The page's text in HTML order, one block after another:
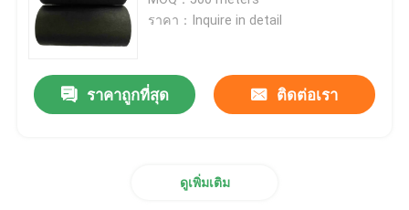
เทปโฟมสองหน้า
เทปกาวยืดออกได้
ราคา：Inquire in detail
ราคาถูกที่สุด ติดต่อเรา
ดูเพิ่มเติม